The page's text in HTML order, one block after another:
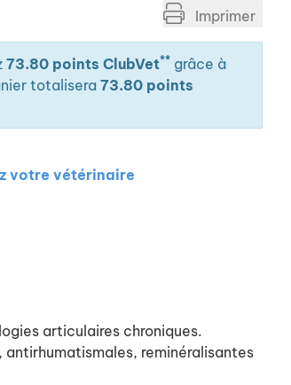
Imprimer
73.80 points ClubVet** grâce à
totalisera 73.80 points
votre vétérinaire
articulaires chroniques.
reminéralisantes